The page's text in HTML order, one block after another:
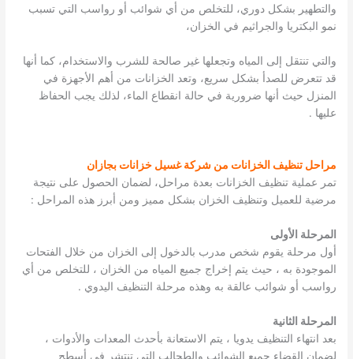
والتطهير بشكل دوري، للتخلص من أي شوائب أو رواسب التي تسبب
نمو البكتريا والجراثيم في الخزان،
والتي تنتقل إلى المياه وتجعلها غير صالحة للشرب والاستخدام، كما أنها
قد تتعرض للصدأ بشكل سريع، وتعد الخزانات من أهم الأجهزة في
المنزل حيث أنها ضرورية في حالة انقطاع الماء، لذلك يجب الحفاظ
عليها .
مراحل تنظيف الخزانات من شركة غسيل خزانات بجازان
تمر عملية تنظيف الخزانات بعدة مراحل، لضمان الحصول على نتيجة
مرضية للعميل وتنظيف الخزان بشكل مميز ومن أبرز هذه المراحل :
المرحلة الأولى
أول مرحلة يقوم شخص مدرب بالدخول إلى الخزان من خلال الفتحات
الموجودة به ، حيث يتم إخراج جميع المياه من الخزان ، للتخلص من أي
رواسب أو شوائب عالقة به وهذه مرحلة التنظيف اليدوي .
المرحلة الثانية
بعد انتهاء التنظيف يدويا ، يتم الاستعانة بأحدث المعدات والأدوات ،
لضمان القضاء جميع الشوائب والطحالب التي تنتشر في أسطح